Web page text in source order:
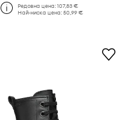
Редовна цена:107,83 €
Най-ниска цена:50,99 €